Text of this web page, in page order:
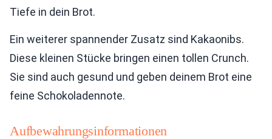
Tiefe in dein Brot.
Ein weiterer spannender Zusatz sind Kakaonibs.
Diese kleinen Stücke bringen einen tollen Crunch.
Sie sind auch gesund und geben deinem Brot eine
feine Schokoladennote.
Aufbewahrungsinformationen